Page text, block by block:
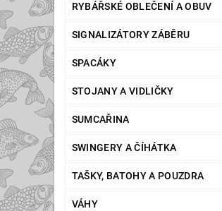
RYBÁŘSKÉ OBLEČENÍ A OBUV
SIGNALIZÁTORY ZÁBĚRU
SPACÁKY
STOJANY A VIDLIČKY
SUMCAŘINA
SWINGERY A ČÍHÁTKA
TAŠKY, BATOHY A POUZDRA
VÁHY